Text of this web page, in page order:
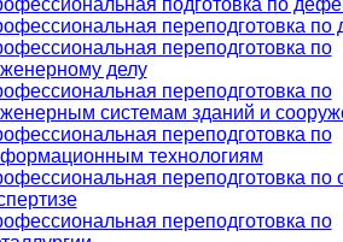
переподготовка по
переподготовка по
делу
переподготовка по
системам зданий и
переподготовка по
технологиям
переподготовка по
переподготовка по